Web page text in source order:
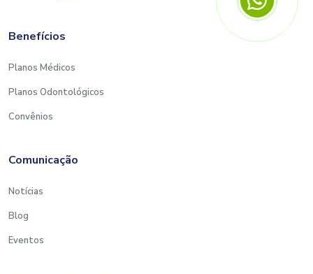
Benefícios
Planos Médicos
Planos Odontológicos
Convênios
Comunicação
Notícias
Blog
Eventos